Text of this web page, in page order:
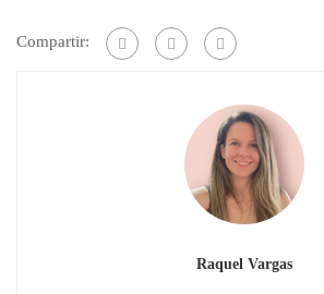
Compartir:
Raquel Vargas